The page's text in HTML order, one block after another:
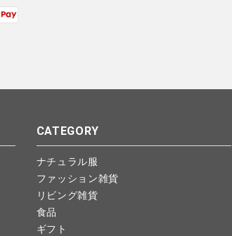
CATEGORY
ナチュラル服
ファッション雑貨
リビング雑貨
食品
ギフト